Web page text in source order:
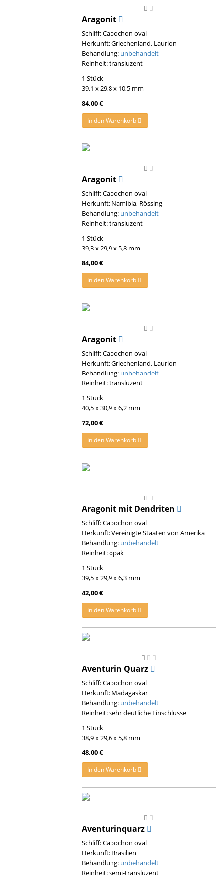
Aragonit
Schliff: Cabochon oval
Herkunft: Griechenland, Laurion
Behandlung: unbehandelt
Reinheit: transluzent
1 Stück
39,1 x 29,8 x 10,5 mm
84,00 €
In den Warenkorb
Aragonit
Schliff: Cabochon oval
Herkunft: Namibia, Rössing
Behandlung: unbehandelt
Reinheit: transluzent
1 Stück
39,3 x 29,9 x 5,8 mm
84,00 €
In den Warenkorb
Aragonit
Schliff: Cabochon oval
Herkunft: Griechenland, Laurion
Behandlung: unbehandelt
Reinheit: transluzent
1 Stück
40,5 x 30,9 x 6,2 mm
72,00 €
In den Warenkorb
Aragonit mit Dendriten
Schliff: Cabochon oval
Herkunft: Vereinigte Staaten von Amerika
Behandlung: unbehandelt
Reinheit: opak
1 Stück
39,5 x 29,9 x 6,3 mm
42,00 €
In den Warenkorb
Aventurin Quarz
Schliff: Cabochon oval
Herkunft: Madagaskar
Behandlung: unbehandelt
Reinheit: sehr deutliche Einschlüsse
1 Stück
38,9 x 29,6 x 5,8 mm
48,00 €
In den Warenkorb
Aventurinquarz
Schliff: Cabochon oval
Herkunft: Brasilien
Behandlung: unbehandelt
Reinheit: semi-transluzent